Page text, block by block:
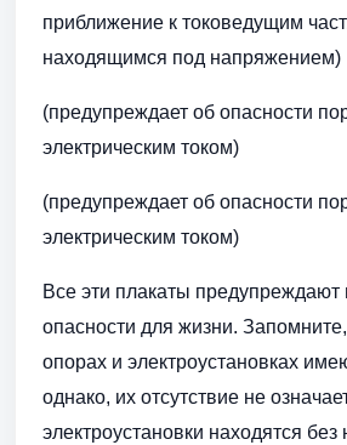
приближение к токоведущим
находящимся под напряжением)
(предупреждает об опасности
электрическим током)
(предупреждает об опасности
электрическим током)
Все эти плакаты предупреждают
опасности для жизни.
опорах и электроустановках
однако, их отсутствие не
электроустановки находятся